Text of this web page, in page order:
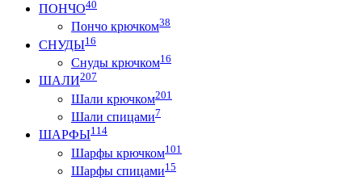
ПОНЧО40
Пончо крючком38
СНУДЫ16
Снуды крючком16
ШАЛИ207
Шали крючком201
Шали спицами7
ШАРФЫ114
Шарфы крючком101
Шарфы спицами15